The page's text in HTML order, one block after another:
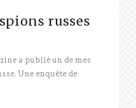
russes
a publié un de mes
Une enquête de